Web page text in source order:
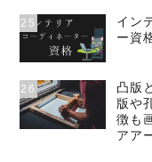
25
イン
ー資
26
凸版
版や
徴も
アア